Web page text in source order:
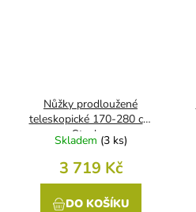
Nůžky prodloužené
teleskopické 170-280 cm
Stocker
Skladem (3 ks)
3 719 Kč
DO KOŠÍKU